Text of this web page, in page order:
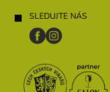
SLEDUJTE NÁS